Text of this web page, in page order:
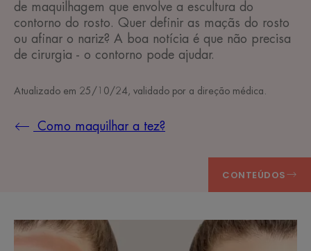
de maquilhagem que envolve a escultura do
contorno do rosto. Quer definir as maçãs do rosto
ou afinar o nariz? A boa notícia é que não precisa
de cirurgia - o contorno pode ajudar.
Atualizado em 25/10/24, validado por a direção médica
Como maquilhar a tez?
CONTEÚDOS